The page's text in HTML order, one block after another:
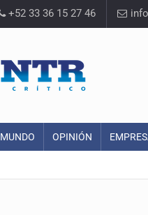
+52 33 36 15 27 46
MUNDO OPINIÓN